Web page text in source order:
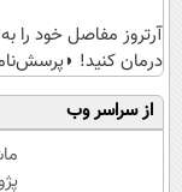
آرتروز مفاصل خود را
درمان کنید!
از سراسر وب